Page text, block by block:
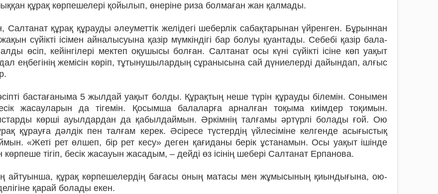
құрақ көрпешелері қойылып, өнеріне риза болмаған жан қалмады.
Салтанат құрақ құрау­ды әлеуметтік желідегі шеберлік са­бақтарынан үйренген. Бұрыннан
сүйікті ісімен айналысуына қазір мүмкіндігі бар болуы қуантады. Себебі қазір бала­
өсіп, кейінгілері мек­теп оқушысы болған. Салтанат осы күні сүйікті ісіне көп уақыт
еңбегінің жемісін көріп, тұтынушылардың сұранысына сай дүниелерді дайындап, алғыс
бастағаныма 5 жыл­дай уақыт болды. Құрақтың неше түрін құрауды білемін. Сонымен
жасауларын да тігемін. Қосымша балаларға арнал­ған тоқыма киімдер тоқимын.
көрші ауылдардан да қабылдаймын. Әркімнің талғамы әртүрлі болады ғой. Ою
құрауға дәлдік пен талғам керек. Әсіресе түстердің үйлесіміне келгенде асығыстық
«Жеті рет өлшеп, бір рет кесу» деген қағиданы берік ұстанамын. Осы уақыт ішінде
көрпеше тігіп, бесік жасауын жасадым, – дей­ді өз ісінің шебері Салтанат Ерпанова.
айтуынша, құрақ көр­пешелердің бағасы оның матасы мен­ жұмысының қиындығына, ою­
қарай болады екен.